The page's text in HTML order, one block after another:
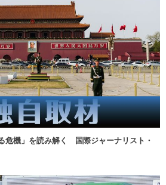
危機」を読み解く 国際ジャーナリスト・